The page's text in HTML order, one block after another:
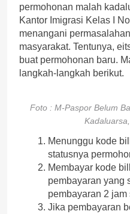
permohonan malah
Kantor Imigrasi Kelas I
menangani
masyarakat. Tentunya,
buat permohonan baru.
langkah-langkah berikut.
Foto : M-Paspor Belum
Menunggu kode
statusnya
Membayar kode
pembayaran yang
pembayaran 2
Jika pembayaran